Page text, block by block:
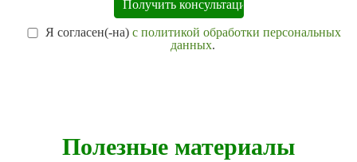
Я согласен(-на) с политикой обработки персональных
данных.
Полезные материалы